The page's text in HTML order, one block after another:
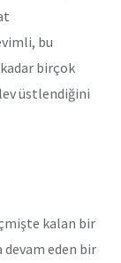
bu
birçok
üstlendiğini
kalan bir
eden bir